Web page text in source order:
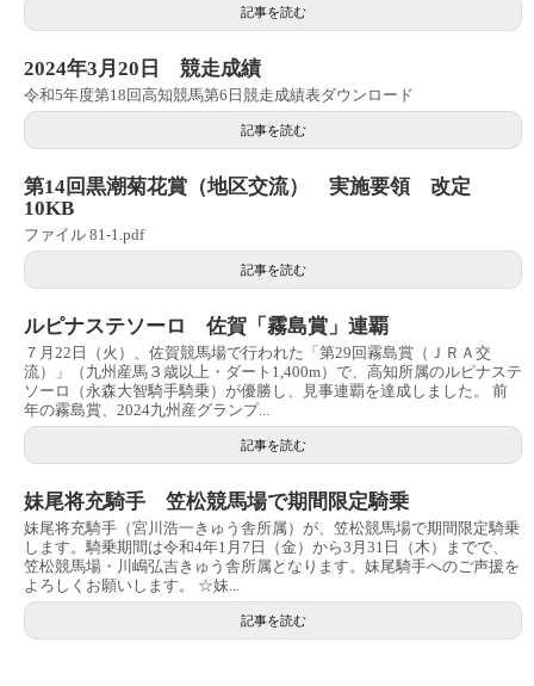
記事を読む
2024年3月20日 競走成績
令和5年度第18回高知競馬第6日競走成績表ダウンロード
記事を読む
第14回黒潮菊花賞（地区交流） 実施要領 改定
10KB
ファイル 81-1.pdf
記事を読む
ルピナステソーロ 佐賀「霧島賞」連覇
７月22日（火）、佐賀競馬場で行われた「第29回霧島賞（ＪＲＡ交
流）」（九州産馬３歳以上・ダート1,400m）で、高知所属のルピナステ
ソーロ（永森大智騎手騎乗）が優勝し、見事連覇を達成しました。 前
年の霧島賞、2024九州産グランプ...
記事を読む
妹尾将充騎手 笠松競馬場で期間限定騎乗
妹尾将充騎手（宮川浩一きゅう舎所属）が、笠松競馬場で期間限定騎乗
します。騎乗期間は令和4年1月7日（金）から3月31日（木）までで、
笠松競馬場・川嶋弘吉きゅう舎所属となります。妹尾騎手へのご声援を
よろしくお願いします。 ☆妹...
記事を読む